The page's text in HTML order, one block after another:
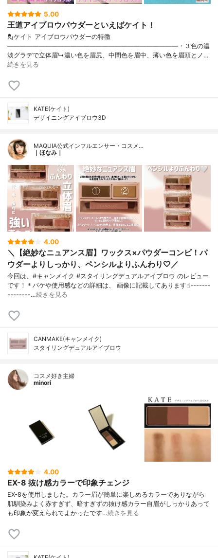
5.00
王道アイブロウパウダーといえばケイト！
💂ケイト アイブロウパウダーの特徴
———————————————————————————・３色の濃
淡グラデで立体眉↳濃い色を眉尻、中間色を眉中、薄い色を眉頭とノ…
続きを見る
KATE(ケイト)
デザイニングアイブロウ3D
MAQUIA公式インフルエンサー・コスメ…
｜ほなみ｜
4.00
＼【絶妙なニュアンス眉】ワックス×パウダーコンビ！パ
ウダーよりしっかり、ペンシルよりふんわり🤍／
今回は、#キャンメイク #スタイリングデュアルアイブロウ のレビュー
です！＊パケや使用感などの詳細は、 画像に記載してあります☝︎-------
--------…続きを見る
CANMAKE(キャンメイク)
スタイリングデュアルアイブロウ
コスメ好き主婦
minori
4.00
EX-8 抜け感カラーで印象チェンジ
EX-8を使用しました。カラー眉が簡単に楽しめるカラーでありながら
肌馴染みよく赤すぎず、暗すぎずの抜け感カラー自眉がしっかりあって
も印象が変えられてよかったです…続きを見る